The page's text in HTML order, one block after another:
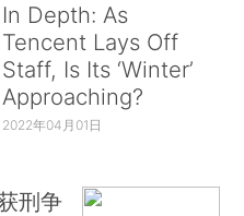
In Depth: As
Tencent Lays Off
Staff, Is Its ‘Winter’
Approaching?
2022年04月01日
刑争